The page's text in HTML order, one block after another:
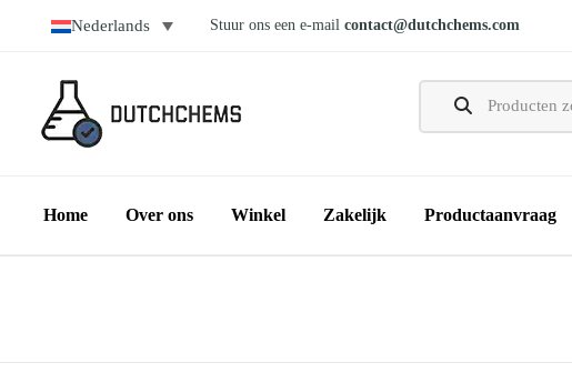
Nederlands Stuur ons een e-mail contact@dutchchems.com
Home Over ons Winkel Zakelijk Productaanvraag